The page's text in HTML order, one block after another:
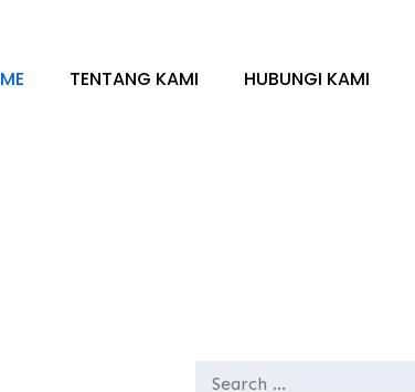
TENTANG KAMI HUBUNGI KAMI
Search